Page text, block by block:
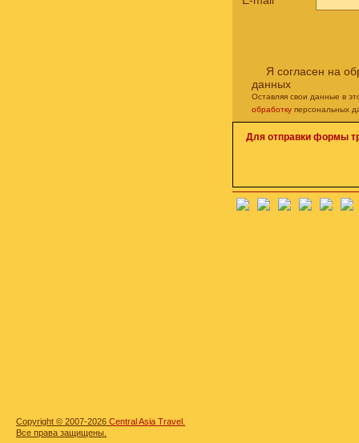
Я согласен на
данных
Оставляя свои данные в
обработку персональных
Для отправки формы
Copyright © 2007-2026 Central Asia Travel.
Все права защищены.